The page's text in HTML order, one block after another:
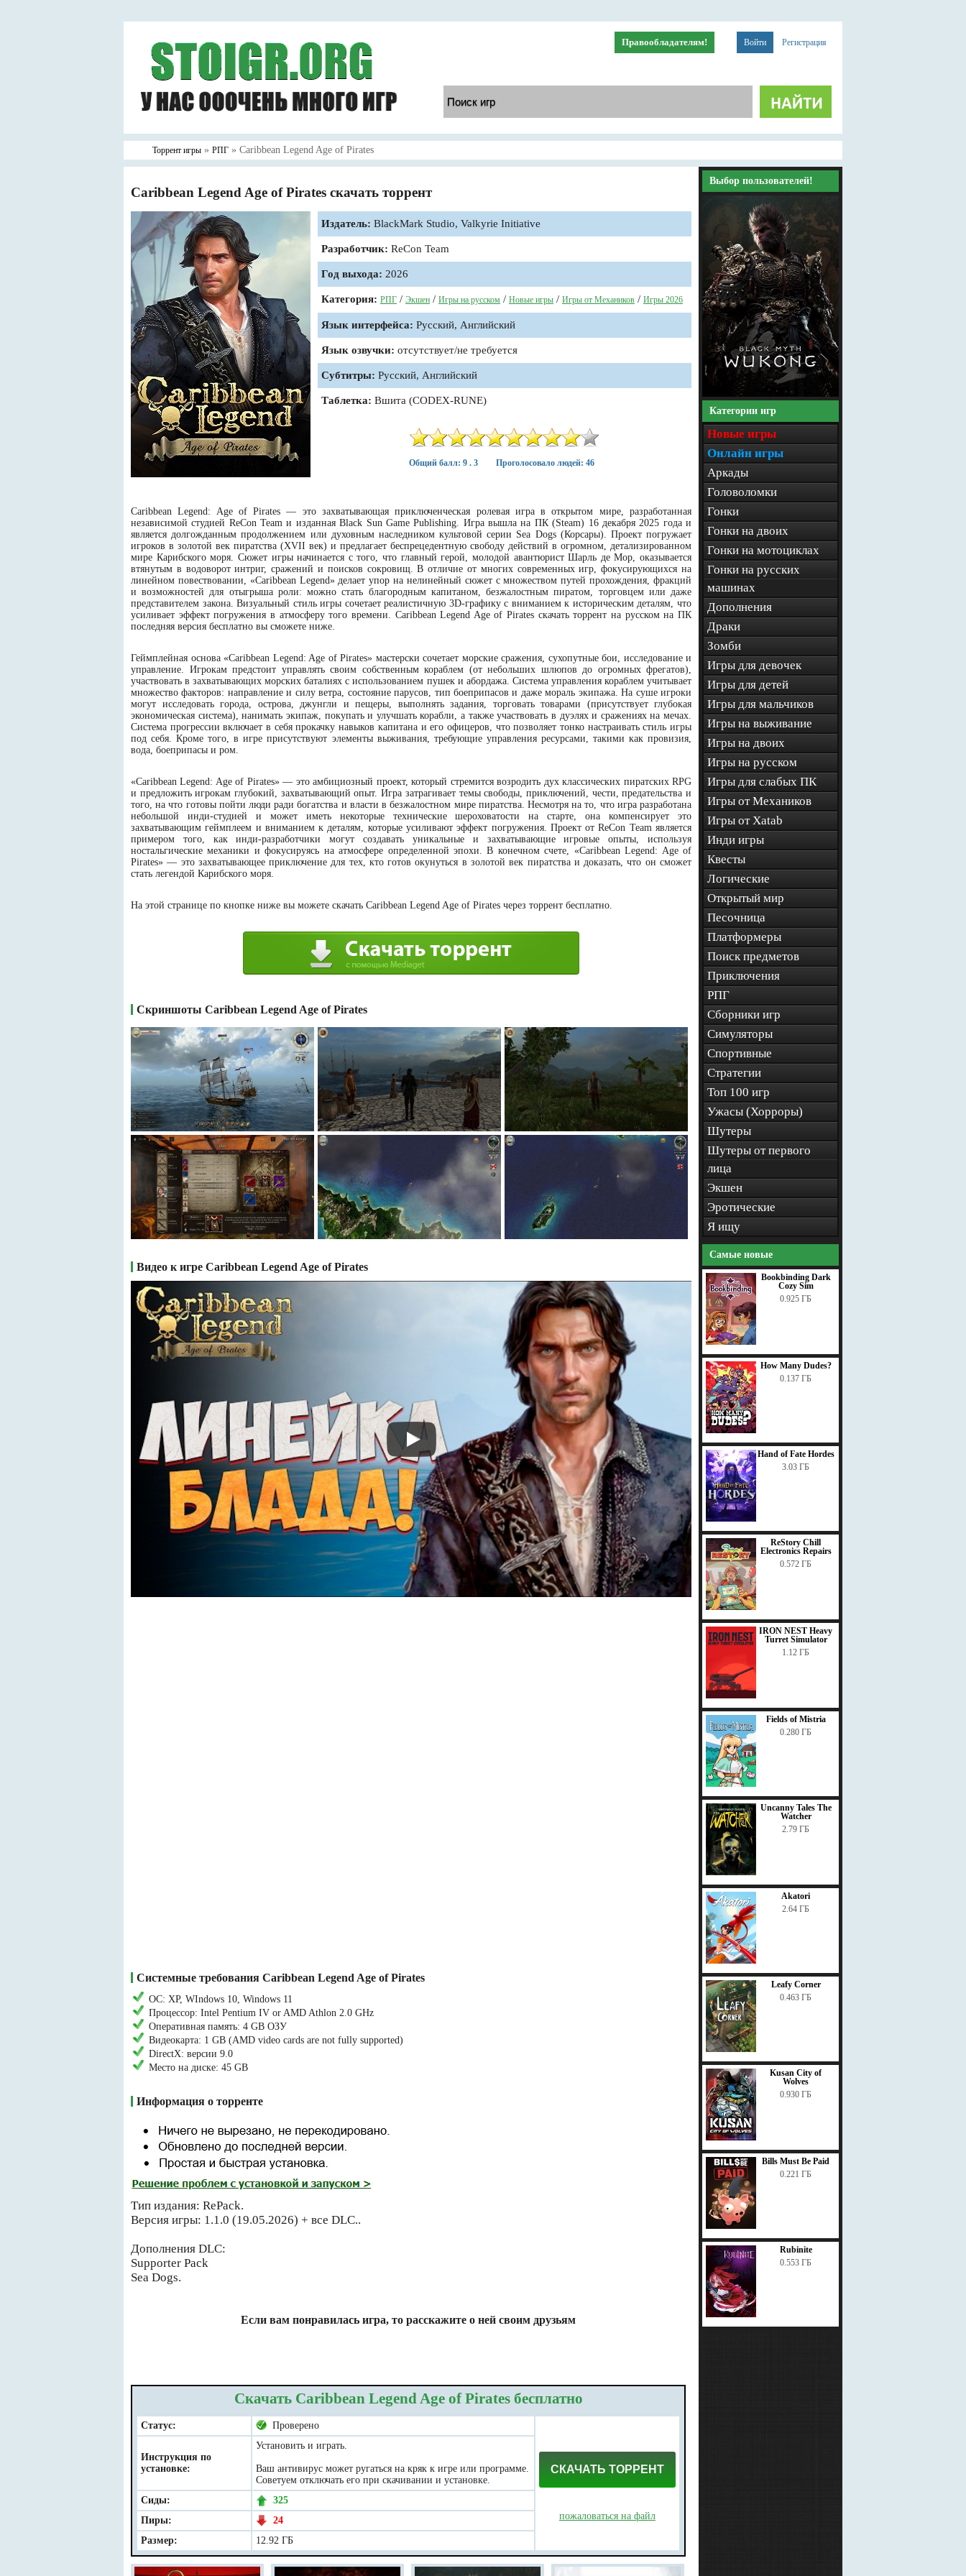
Войти Регистрация
Правообладателям!
Торрент игры » РПГ » Caribbean Legend Age of Pirates
Caribbean Legend Age of Pirates скачать торрент
Издатель: BlackMark Studio, Valkyrie Initiative
Разработчик: ReCon Team
Год выхода: 2026
Категория: РПГ / Экшен / Игры на русском / Новые игры / Игры от Механиков / Игры 2026
Язык интерфейса: Русский, Английский
Язык озвучки: отсутствует/не требуется
Субтитры: Русский, Английский
Таблетка: Вшита (CODEX-RUNE)
Общий балл: 9 . 3 Проголосовало людей: 46
Caribbean Legend: Age of Pirates — это захватывающая приключенческая ролевая игра в открытом мире, разработанная
независимой студией ReCon Team и изданная Black Sun Game Publishing. Игра вышла на ПК (Steam) 16 декабря 2025 года и
является долгожданным продолжением или духовным наследником культовой серии Sea Dogs (Корсары). Проект погружает
игроков в золотой век пиратства (XVII век) и предлагает беспрецедентную свободу действий в огромном, детализированном
мире Карибского моря. Сюжет игры начинается с того, что главный герой, молодой авантюрист Шарль де Мор, оказывается
втянутым в водоворот интриг, сражений и поисков сокровищ. В отличие от многих современных игр, фокусирующихся на
линейном повествовании, «Caribbean Legend» делает упор на нелинейный сюжет с множеством путей прохождения, фракций
и возможностей для отыгрыша роли: можно стать благородным капитаном, безжалостным пиратом, торговцем или даже
представителем закона. Визуальный стиль игры сочетает реалистичную 3D-графику с вниманием к историческим деталям, что
усиливает эффект погружения в атмосферу того времени. Caribbean Legend Age of Pirates скачать торрент на русском на ПК
последняя версия бесплатно вы сможете ниже.
Геймплейная основа «Caribbean Legend: Age of Pirates» мастерски сочетает морские сражения, сухопутные бои, исследование и
управление. Игрокам предстоит управлять своим собственным кораблем (от небольших шлюпов до огромных фрегатов),
участвовать в захватывающих морских баталиях с использованием пушек и абордажа. Система управления кораблем учитывает
множество факторов: направление и силу ветра, состояние парусов, тип боеприпасов и даже мораль экипажа. На суше игроки
могут исследовать города, острова, джунгли и пещеры, выполнять задания, торговать товарами (присутствует глубокая
экономическая система), нанимать экипаж, покупать и улучшать корабли, а также участвовать в дуэлях и сражениях на мечах.
Система прогрессии включает в себя прокачку навыков капитана и его офицеров, что позволяет тонко настраивать стиль игры
под себя. Кроме того, в игре присутствуют элементы выживания, требующие управления ресурсами, такими как провизия,
вода, боеприпасы и ром.
«Caribbean Legend: Age of Pirates» — это амбициозный проект, который стремится возродить дух классических пиратских RPG
и предложить игрокам глубокий, захватывающий опыт. Игра затрагивает темы свободы, приключений, чести, предательства и
того, на что готовы пойти люди ради богатства и власти в безжалостном мире пиратства. Несмотря на то, что игра разработана
небольшой инди-студией и может иметь некоторые технические шероховатости на старте, она компенсирует это
захватывающим геймплеем и вниманием к деталям, которые усиливают эффект погружения. Проект от ReCon Team является
примером того, как инди-разработчики могут создавать уникальные и захватывающие игровые опыты, используя
ностальгические механики и фокусируясь на атмосфере определенной эпохи. В конечном счете, «Caribbean Legend: Age of
Pirates» — это захватывающее приключение для тех, кто готов окунуться в золотой век пиратства и доказать, что он сможет
стать легендой Карибского моря.
На этой странице по кнопке ниже вы можете скачать Caribbean Legend Age of Pirates через торрент бесплатно.
Скриншоты Caribbean Legend Age of Pirates
Видео к игре Caribbean Legend Age of Pirates
Системные требования Caribbean Legend Age of Pirates
ОС: XP, WIndows 10, Windows 11
Процессор: Intel Pentium IV or AMD Athlon 2.0 GHz
Оперативная память: 4 GB ОЗУ
Видеокарта: 1 GB (AMD video cards are not fully supported)
DirectX: версии 9.0
Место на диске: 45 GB
Информация о торренте
Тип издания: RePack.
Версия игры: 1.1.0 (19.05.2026) + все DLC..
Дополнения DLC:
Supporter Pack
Sea Dogs.
Если вам понравилась игра, то расскажите о ней своим друзьям
Скачать Caribbean Legend Age of Pirates бесплатно
Статус: Проверено
СКАЧАТЬ ТОРРЕНТ
пожаловаться на файл
Инструкция по
установке:
Установить и играть.
Ваш антивирус может ругаться на кряк к игре или программе.
Советуем отключать его при скачивании и установке.
Сиды:
325
Пиры:
24
Размер:
12.92 ГБ
Выбор пользователей!
Категории игр
Новые игры
Онлайн игры
Аркады
Головоломки
Гонки
Гонки на двоих
Гонки на мотоциклах
Гонки на русских
машинах
Дополнения
Драки
Зомби
Игры для девочек
Игры для детей
Игры для мальчиков
Игры на выживание
Игры на двоих
Игры на русском
Игры для слабых ПК
Игры от Механиков
Игры от Xatab
Инди игры
Квесты
Логические
Открытый мир
Песочница
Платформеры
Поиск предметов
Приключения
РПГ
Сборники игр
Симуляторы
Спортивные
Стратегии
Топ 100 игр
Ужасы (Хорроры)
Шутеры
Шутеры от первого
лица
Экшен
Эротические
Я ищу
Самые новые
Bookbinding Dark
Cozy Sim
0.925 ГБ
How Many Dudes?
0.137 ГБ
Hand of Fate Hordes
3.03 ГБ
ReStory Chill
Electronics Repairs
0.572 ГБ
IRON NEST Heavy
Turret Simulator
1.12 ГБ
Fields of Mistria
0.280 ГБ
Uncanny Tales The
Watcher
2.79 ГБ
Akatori
2.64 ГБ
Leafy Corner
0.463 ГБ
Kusan City of
Wolves
0.930 ГБ
Bills Must Be Paid
0.221 ГБ
Rubinite
0.553 ГБ